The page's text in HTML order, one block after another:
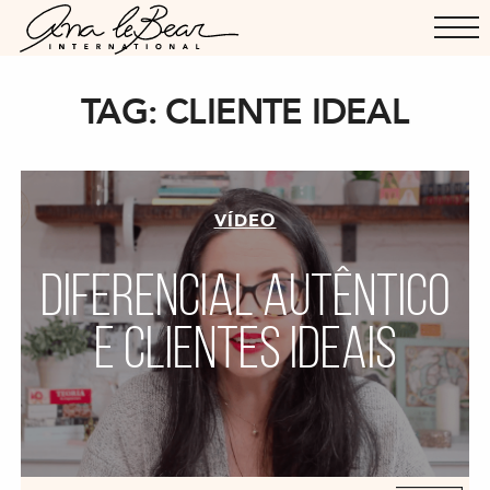
TAG: CLIENTE IDEAL
VÍDEO
DIFERENCIAL AUTÊNTICO
E CLIENTES IDEAIS